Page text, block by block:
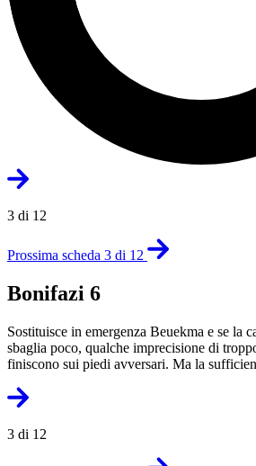
3 di 12
Prossima scheda 3 di 12
Bonifazi 6
Sostituisce in emergenza Beuekma e se la
sbaglia poco, qualche imprecisione di
finiscono sui piedi avversari. Ma la
3 di 12